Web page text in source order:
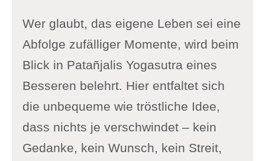
Wer glaubt, das eigene Leben sei eine
Abfolge zufälliger Momente, wird beim
Blick in Patañjalis Yogasutra eines
Besseren belehrt. Hier entfaltet sich
die unbequeme wie tröstliche Idee,
dass nichts je verschwindet – kein
Gedanke, kein Wunsch, kein Streit,